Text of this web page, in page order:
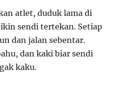
atlet, duduk lama di
sendi tertekan. Setiap
dan jalan sebentar.
dan kaki biar sendi
kaku.